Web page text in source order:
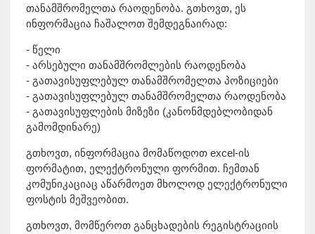
თანამშრომელთა რაოდენობა. გთხოვთ, ეს
ინფორმაცია ჩაშალოთ შემდეგნაირად:
- წელი
- არსებული თანამშრომლების რაოდენობა
- გათავისუფლებულ თანამშრომელთა პოზიციები
- გათავისუფლებულ თანამშრომელთა რაოდენობა
- გათავისუფლების მიზეზი (კანონმდებლობიდან
გამომდინარე)
გთხოვთ, ინფორმაცია მომაწოდოთ excel-ის
ფორმატით, ელექტრონული ფორმით. ჩემთან
კომუნიკაციაც აწარმოეთ მხოლოდ ელექტრონული
ფოსტის მეშვეობით.
გთხოვთ, მომწეროთ განცხადების რეგისტრაციის